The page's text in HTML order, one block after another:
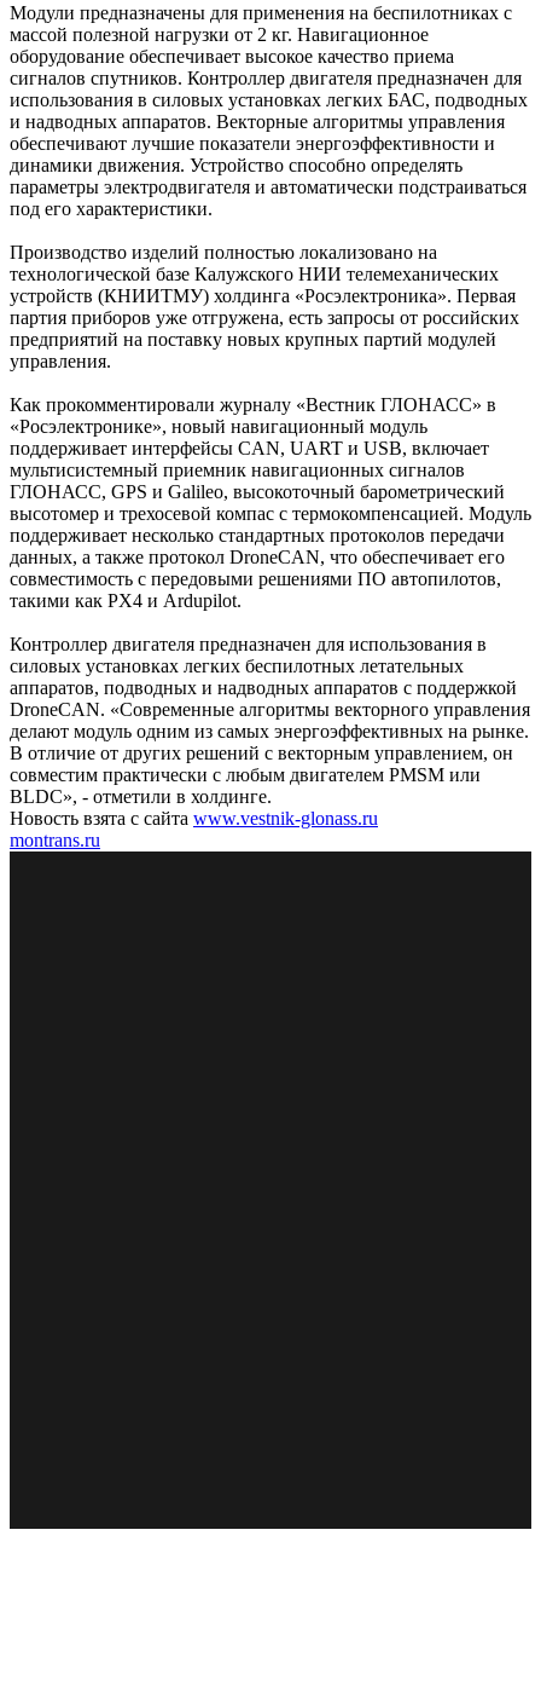
Модули предназначены для применения на беспилотниках с
массой полезной нагрузки от 2 кг. Навигационное
оборудование обеспечивает высокое качество приема
сигналов спутников. Контроллер двигателя предназначен для
использования в силовых установках легких БАС, подводных
и надводных аппаратов. Векторные алгоритмы управления
обеспечивают лучшие показатели энергоэффективности и
динамики движения. Устройство способно определять
параметры электродвигателя и автоматически подстраиваться
под его характеристики.
Производство изделий полностью локализовано на
технологической базе Калужского НИИ телемеханических
устройств (КНИИТМУ) холдинга «Росэлектроника». Первая
партия приборов уже отгружена, есть запросы от российских
предприятий на поставку новых крупных партий модулей
управления.
Как прокомментировали журналу «Вестник ГЛОНАСС» в
«Росэлектронике», новый навигационный модуль
поддерживает интерфейсы CAN, UART и USB, включает
мультисистемный приемник навигационных сигналов
ГЛОНАСС, GPS и Galileo, высокоточный барометрический
высотомер и трехосевой компас с термокомпенсацией. Модуль
поддерживает несколько стандартных протоколов передачи
данных, а также протокол DroneCAN, что обеспечивает его
совместимость с передовыми решениями ПО автопилотов,
такими как PX4 и Ardupilot.
Контроллер двигателя предназначен для использования в
силовых установках легких беспилотных летательных
аппаратов, подводных и надводных аппаратов с поддержкой
DroneCAN. «Современные алгоритмы векторного управления
делают модуль одним из самых энергоэффективных на рынке.
В отличие от других решений с векторным управлением, он
совместим практически с любым двигателем PMSM или
BLDC», - отметили в холдинге.
Новость взята с сайта www.vestnik-glonass.ru
montrans.ru